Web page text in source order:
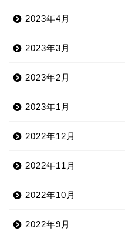
2023年4月
2023年3月
2023年2月
2023年1月
2022年12月
2022年11月
2022年10月
2022年9月